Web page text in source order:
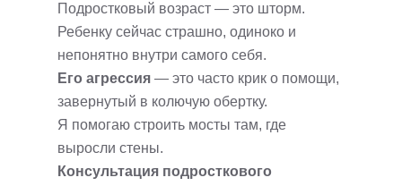
Подростковый возраст — это шторм.
Ребенку сейчас страшно, одиноко и
непонятно внутри самого себя.
Его агрессия — это часто крик о помощи,
завернутый в колючую обертку.
Я помогаю строить мосты там, где
выросли стены.
Консультация подросткового